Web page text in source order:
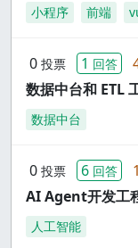
小程序 前端
0 投票 1 回答
数据中台和 ETL
数据中台
0 投票 6 回答
AI Agent开发工
人工智能